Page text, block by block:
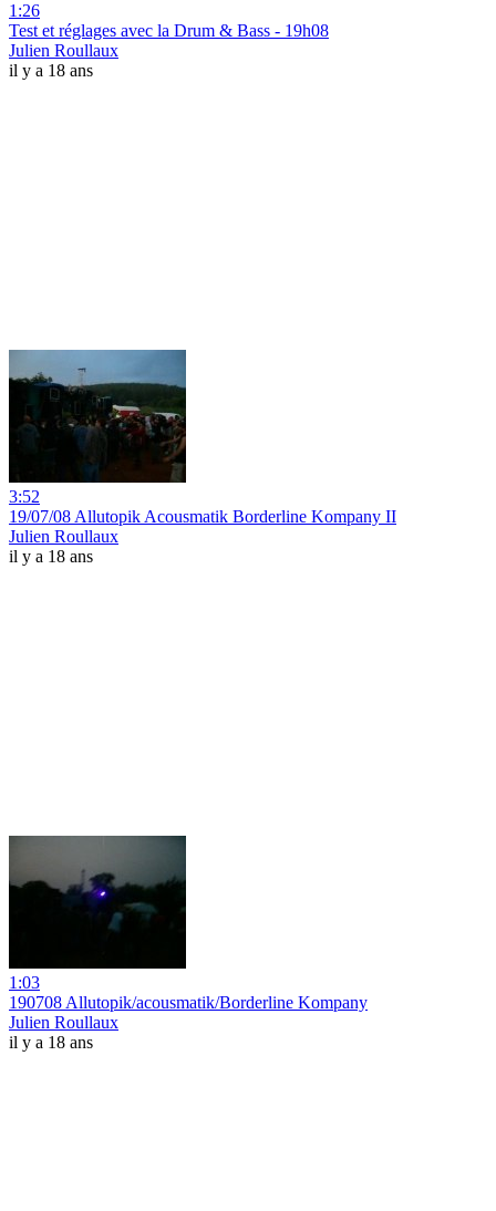
1:26
Test et réglages avec la Drum & Bass - 19h08
Julien Roullaux
il y a 18 ans
3:52
19/07/08 Allutopik Acousmatik Borderline Kompany II
Julien Roullaux
il y a 18 ans
1:03
190708 Allutopik/acousmatik/Borderline Kompany
Julien Roullaux
il y a 18 ans